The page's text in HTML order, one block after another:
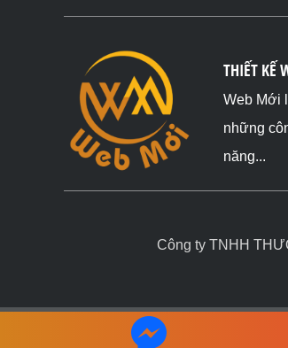
THIẾT KẾ
Web Mới
những
năng...
Công ty TNHH